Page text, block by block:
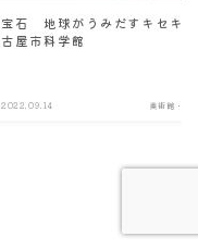
宝石 地球がうみだすキセキ@
古屋市科学館
2022.09.14 美術館・博